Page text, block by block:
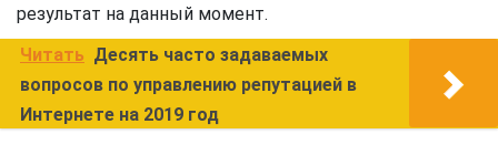
результат на данный момент.
Читать Десять часто задаваемых
вопросов по управлению репутацией в
Интернете на 2019 год